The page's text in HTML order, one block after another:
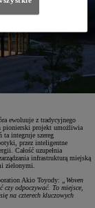
ewoluuje z tradycyjnego
pionierski projekt umożliwia
ta integruje szereg
przez inteligentne
Całość uzupełnia
infrastrukturą miejską
zielonymi.
Akio Toyody: „Woven
odpoczywać. To miejsce,
na czterech kluczowych